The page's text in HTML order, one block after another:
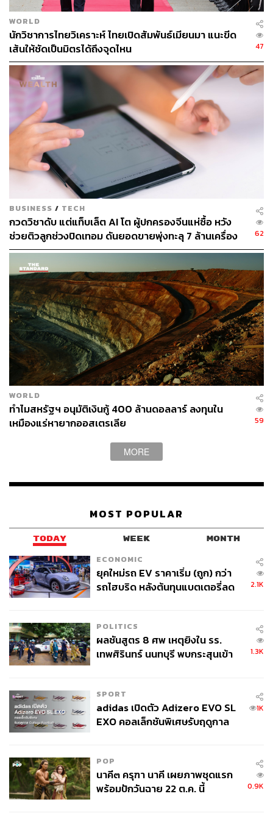
แต่ต้องระวังว่าดีลดีอาจอยู่ได้เพียงช่วงสั้นๆ
ไม่ว่าจะมีดีลแบบไหน ผมมองว่า H-Shares คือตลาดที่มี
โอกาสตอบรับดีที่สุด ข้อมูลในอดีตชี้ว่า MSCI China ให้ผล
ตอบแทนเฉลี่ย 2-4% ใน 1-3 เดือนหลังการพบกันทุกครั้งที่
ผ่านมา เพราะเป็นกลุ่มที่นักลงทุนทั่วโลกเข้าถึงได้ง่ายและมี
Valuation ที่ไม่สูง
ระยะกลาง 6-12 เดือน ต้องระวังดีลที่อาจเปลี่ยนแปลง
จากการเมือง เพราะมี US Midterm Elections วันที่ 3
พ.ย. รออยู่
หาก Democrat ยึดสภาผู้แทนราษฎรได้ ดีลการค้าอาจเกิด
ง่ายขึ้นเพราะภาษีการค้าจะผ่อนคลายลง แรงกดดันจาก
สงครามอิหร่านจะลดลง และเป็นบวกกับทั้งหุ้นจีนและสหรัฐฯ
แต่ถ้า Republican รักษาทั้งสองสภาไว้ได้ ความเสี่ยง Trade
and Tech War อาจกลับมาเร็วกว่าที่คาด และจีนอาจต้องเร่ง
กระตุ้นเศรษฐกิจภายในประเทศแรงขึ้นและมองหาดีลแลก
เปลี่ยนเพื่อเร่งการพัฒนาเทคโนโลยี
ระยะยาวไปถึงปี 2030 ไม่ว่าดีลครั้งนี้จะออกมาอย่างไร
การแข่งขันด้านเทคโนโลยีระหว่างสองมหาอำนาจจะ
ไม่มีวันหยุด
ดีลที่สหรัฐฯ ไม่เคยขอ และจีนก็ไม่คิดจะยอมคือโอกาสการ
ลงทุนระยะยาว ผมมองว่า Chinese AI Ecosystem เป็นธีมที่
ถ้าจีนไม่สะดุดและได้ดีลที่เหมาะสม โอกาสที่จะก้าวขึ้นมา
ผมเชื่อว่าการพบกันที่ปักกิ่งจะเป็นหนึ่งดีลที่สร้างสีสันให้กับ
ตลาด แต่ในระยะยาว ดีลหรือไม่ดีล อาจไม่สำคัญเท่าความ
สามารถในการกำหนดข้อตกลงบนดีลในอนาคตครับ
MSCI China เปรียบเทียบช่วงประธานาธิบดี Trump สมัยแรก
กับปัจจุบัน
ที่มา: Bloomberg, White House Statements, FSS
WORLD
นักวิชาการไทยวิเคราะห์ ไทยเปิดสัมพันธ์เมียนมา แนะขีด
เส้นให้ชัดเป็นมิตรได้ถึงจุดไหน
47
BUSINESS / TECH
กวดวิชาดับ แต่แท็บเล็ต AI โต ผู้ปกครองจีนแห่ซื้อ หวัง
ช่วยติวลูกช่วงปิดเทอม ดันยอดขายพุ่งทะลุ 7 ล้านเครื่อง
62
WORLD
ทำไมสหรัฐฯ อนุมัติเงินกู้ 400 ล้านดอลลาร์ ลงทุนใน
เหมืองแร่หายากออสเตรเลีย
59
MORE
MOST POPULAR
TODAY WEEK MONTH
ECONOMIC
ยุคใหม่รถ EV ราคาเริ่ม (ถูก) กว่า
รถไฮบริด หลังต้นทุนแบตเตอรี่ลด
2.1K
POLITICS
ผลชันสูตร 8 ศพ เหตุยิงใน รร.
เทพศิรินทร์ นนทบุรี พบกระสุนเข้า
1.3K
SPORT
adidas เปิดตัว Adizero EVO SL
EXO คอลเล็กชันพิเศษรับฤดูกาล
1K
POP
นาคี๓ ครุฑา นาคี เผยภาพชุดแรก
พร้อมปักวันฉาย 22 ต.ค. นี้
0.9K